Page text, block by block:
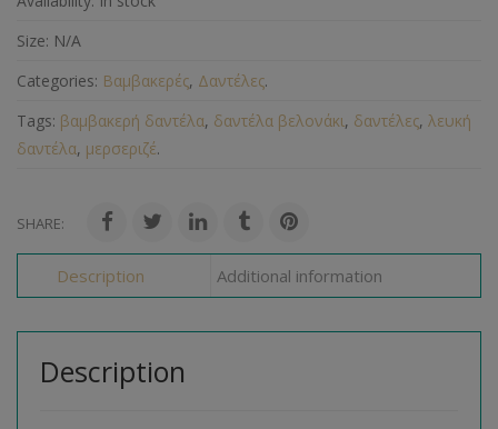
Size: N/A
Categories: Βαμβακερές, Δαντέλες.
Tags: βαμβακερή δαντέλα, δαντέλα βελονάκι, δαντέλες, λευκή
δαντέλα, μερσεριζέ.
SHARE:
Description Additional information
Description